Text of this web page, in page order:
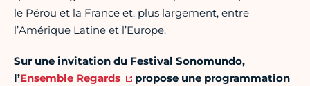
le Pérou et la France et, plus largement, entre
l’Amérique Latine et l’Europe.
Sur une invitation du Festival Sonomundo,
l’Ensemble Regards
propose une programmation